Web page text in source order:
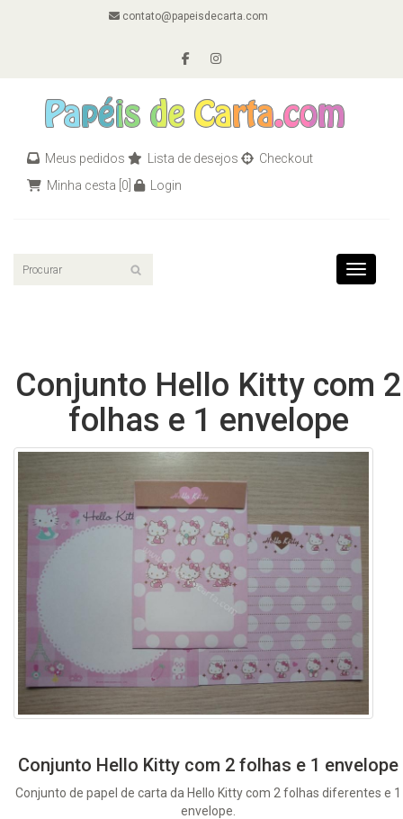
contato@papeisdecarta.com
Meus pedidos Lista de desejos
Checkout
Minha cesta [0] Login
Toggle
Conjunto Hello Kitty com 2
folhas e 1 envelope
Conjunto Hello Kitty com 2 folhas e 1 envelope
Conjunto de papel de carta da Hello Kitty com 2 folhas diferentes e 1
envelope.